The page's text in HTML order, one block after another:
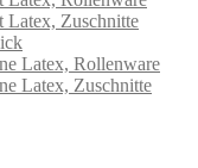
Latex, Zuschnitte
Latex, Rollenware
Latex, Zuschnitte